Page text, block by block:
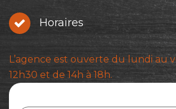
Horaires
L’agence est ouverte du lundi au
12h30 et de 14h à 18h.